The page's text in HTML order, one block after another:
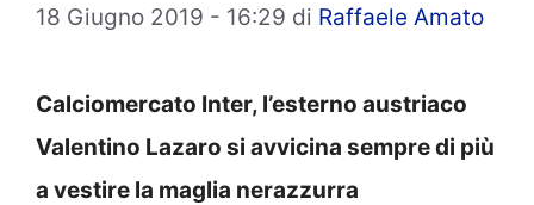
18 Giugno 2019 - 16:29 di Raffaele Amato
Calciomercato Inter, l’esterno austriaco
Valentino Lazaro si avvicina sempre di più
a vestire la maglia nerazzurra